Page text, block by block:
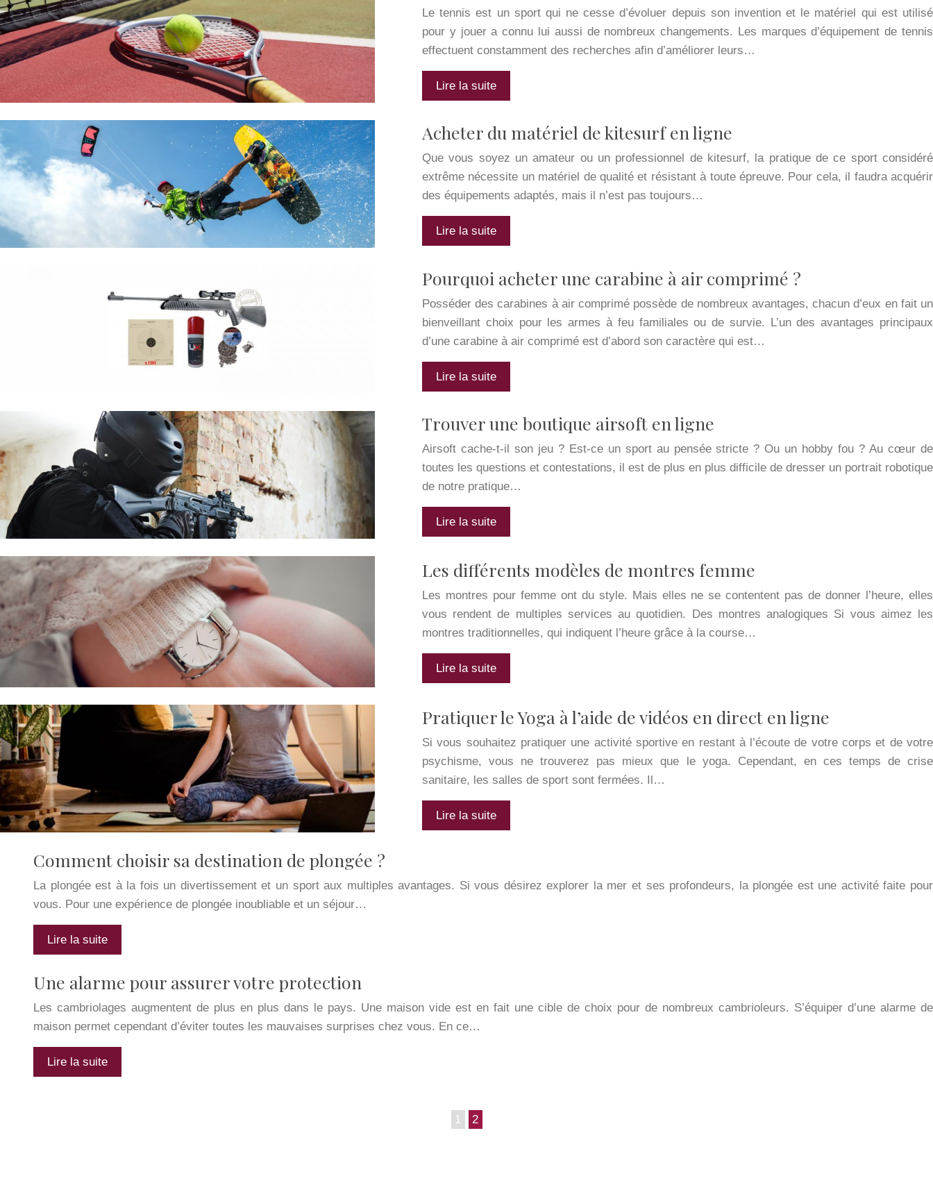
Le tennis est un sport qui ne cesse d’évoluer depuis son invention et le matériel qui est utilisé
pour y jouer a connu lui aussi de nombreux changements. Les marques d’équipement de tennis
effectuent constamment des recherches afin d’améliorer leurs…
Lire la suite
Acheter du matériel de kitesurf en ligne
Que vous soyez un amateur ou un professionnel de kitesurf, la pratique de ce sport considéré
extrême nécessite un matériel de qualité et résistant à toute épreuve. Pour cela, il faudra acquérir
des équipements adaptés, mais il n’est pas toujours…
Lire la suite
Pourquoi acheter une carabine à air comprimé ?
Posséder des carabines à air comprimé possède de nombreux avantages, chacun d’eux en fait un
bienveillant choix pour les armes à feu familiales ou de survie. L’un des avantages principaux
d’une carabine à air comprimé est d’abord son caractère qui est…
Lire la suite
Trouver une boutique airsoft en ligne
Airsoft cache-t-il son jeu ? Est-ce un sport au pensée stricte ? Ou un hobby fou ? Au cœur de
toutes les questions et contestations, il est de plus en plus difficile de dresser un portrait robotique
de notre pratique…
Lire la suite
Les différents modèles de montres femme
Les montres pour femme ont du style. Mais elles ne se contentent pas de donner l’heure, elles
vous rendent de multiples services au quotidien. Des montres analogiques Si vous aimez les
montres traditionnelles, qui indiquent l’heure grâce à la course…
Lire la suite
Pratiquer le Yoga à l’aide de vidéos en direct en ligne
Si vous souhaitez pratiquer une activité sportive en restant à l’écoute de votre corps et de votre
psychisme, vous ne trouverez pas mieux que le yoga. Cependant, en ces temps de crise
sanitaire, les salles de sport sont fermées. Il…
Lire la suite
Comment choisir sa destination de plongée ?
La plongée est à la fois un divertissement et un sport aux multiples avantages. Si vous désirez explorer la mer et ses profondeurs, la plongée est une activité faite pour
vous. Pour une expérience de plongée inoubliable et un séjour…
Lire la suite
Une alarme pour assurer votre protection
Les cambriolages augmentent de plus en plus dans le pays. Une maison vide est en fait une cible de choix pour de nombreux cambrioleurs. S’équiper d’une alarme de
maison permet cependant d’éviter toutes les mauvaises surprises chez vous. En ce…
Lire la suite
1 2